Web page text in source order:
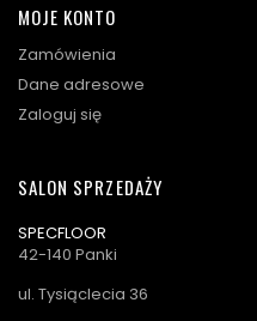
MOJE KONTO
Zamówienia
Dane adresowe
Zaloguj się
SALON SPRZEDAŻY
SPECFLOOR
42-140 Panki
ul. Tysiąclecia 36